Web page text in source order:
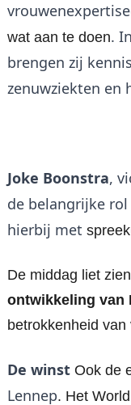
wat aan te doen.
brengen zij
zenuwziekten en
Joke Boonstra,
de belangrijke rol
hierbij met
De middag liet
ontwikkeling van
betrokkenheid
De winst Ook de
Lennep. Het